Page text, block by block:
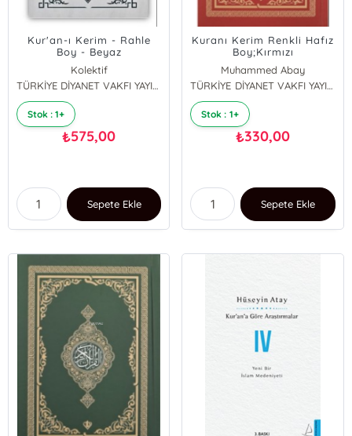
Kur'an-ı Kerim - Rahle
Boy - Beyaz
Kolektif
TÜRKİYE DİYANET VAKFI YAYINLARI
Stok : 1+
₺575,00
Sepete Ekle
Kuranı Kerim Renkli Hafız
Boy;Kırmızı
Muhammed Abay
TÜRKİYE DİYANET VAKFI YAYINLARI
Stok : 1+
₺330,00
Sepete Ekle